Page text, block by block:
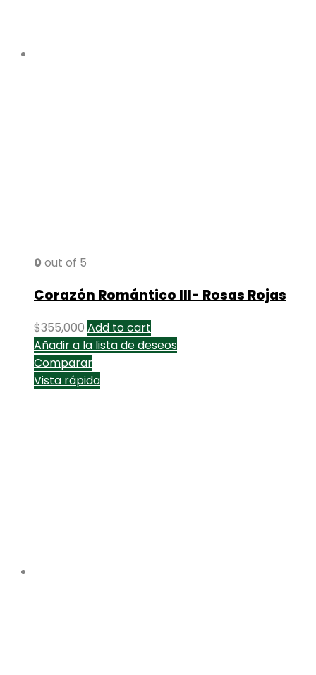
0 out of 5
Corazón Romántico III- Rosas Rojas
$355,000 Add to cart
Añadir a la lista de deseos
Comparar
Vista rápida